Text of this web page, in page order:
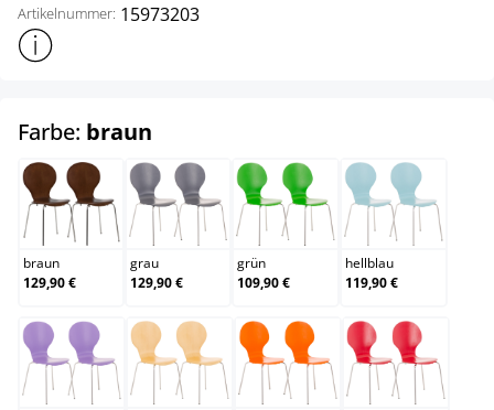
Artikelnummer: 15973203
Weitere Produktinformationen anzeigen
Farbe: braun
braun
braun
129,90 €
grau
grau
129,90 €
grün
grün
109,90 €
hellblau
hellblau
119,90 €
lila natura orange rot